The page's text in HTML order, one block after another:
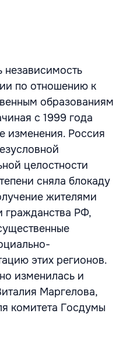
по отношению к
образованиям
с 1999 года
изменения. Россия
целостности
сняла блокаду
жителями
РФ,
этих регионов.
изменилась и
Маргелова,
комитета Госдумы